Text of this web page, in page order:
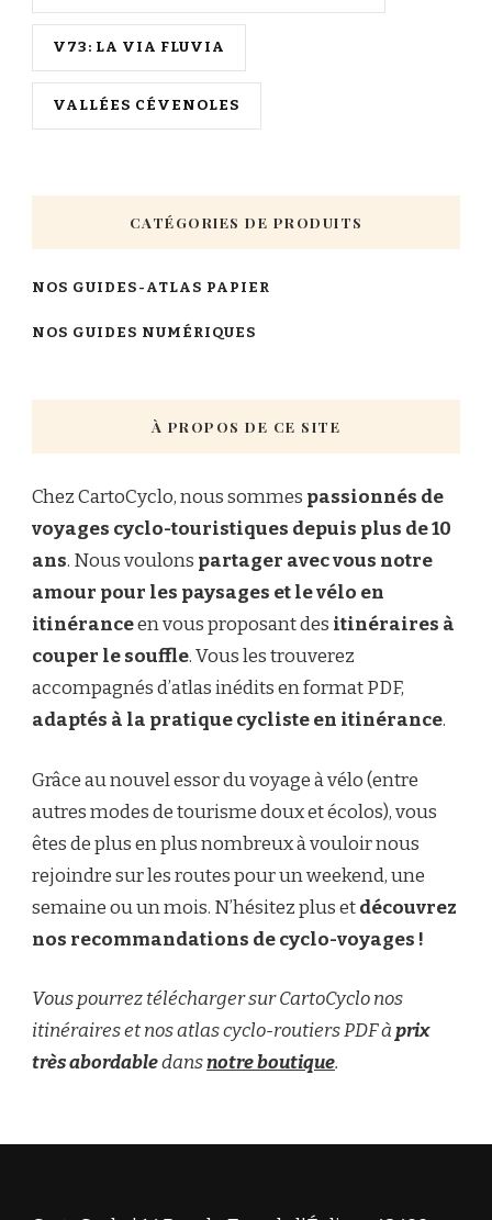
V73: LA VIA FLUVIA
VALLÉES CÉVENOLES
CATÉGORIES DE PRODUITS
NOS GUIDES-ATLAS PAPIER
NOS GUIDES NUMÉRIQUES
À PROPOS DE CE SITE
Chez CartoCyclo, nous sommes passionnés de
voyages cyclo-touristiques depuis plus de 10
ans. Nous voulons partager avec vous notre
amour pour les paysages et le vélo en
itinéranceen vous proposant des itinéraires à
couper le souffle. Vous les trouverez
accompagnés d’atlas inédits en format PDF,
adaptés à la pratique cycliste en itinérance.
Grâce au nouvel essor du voyage à vélo (entre
autres modes de tourisme doux et écolos), vous
êtes de plus en plus nombreux à vouloir nous
rejoindre sur les routes pour un weekend, une
semaine ou un mois. N’hésitez plus etdécouvrez
nos recommandations de cyclo-voyages !
Vous pourrez télécharger sur CartoCyclo nos
itinéraires et nos atlas cyclo-routiers PDF àprix
très abordabledansnotre boutique.